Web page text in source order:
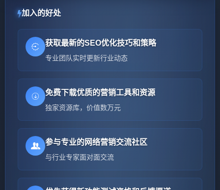
加入的好处
获取最新的SEO优化技巧和策略
专业团队实时更新行业动态
免费下载优质的营销工具和资源
独家资源库，价值数万元
参与专业的网络营销交流社区
与行业专家面对面交流